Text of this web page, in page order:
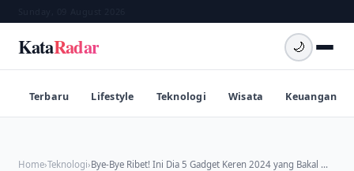
KataRadar 🌙
Terbaru Lifestyle Teknologi Wisata Keuangan
Home›Teknologi›Bye-Bye Ribet! Ini Dia 5 Gadget Keren 2024 yang Bakal …